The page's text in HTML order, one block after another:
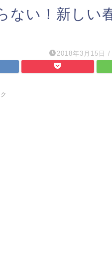
ない！新しい
2018年3月15日 /